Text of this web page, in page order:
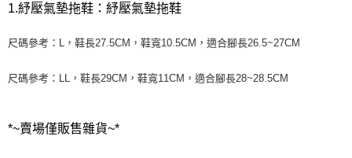
1.紓壓氣墊拖鞋：紓壓氣墊拖鞋
尺碼參考：L，鞋長27.5CM，鞋寬10.5CM，適合腳長26.5~27CM
尺碼參考：LL，鞋長29CM，鞋寬11CM，適合腳長28~28.5CM
*~賣場僅販售雜貨~*